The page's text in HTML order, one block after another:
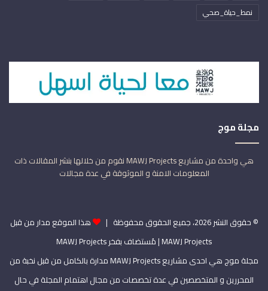
نمط_حياة_صحي
مجلة موج
هي واحدة من مشاريع MAWJ Projects نقوم من خلالها بنشر المقالات ذات
المعلومات الامنة و الموثوقة في عدة مجالات
© حقوق النشر 2026، جميع الحقوق محفوظة |
هذا الموقع مدار من قبل
MAWJ Projects | مُستضاف بفخرMAWJ Projects
مجلة موج هي احدى مشاريع MAWJ Projects مدارة بالكامل من قبل نخبة من
المحررين و المتخصصين في عدة تخصصات من مجال اهتمام المجلة في حال